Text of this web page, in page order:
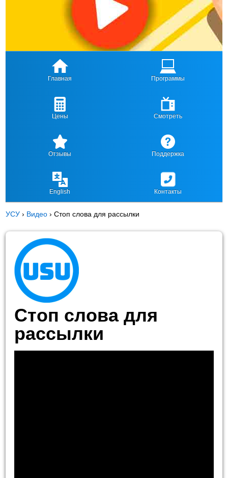
Главная Программы
Цены Смотреть
Отзывы Поддержка
English Контакты
УСУ › Видео ›Стоп слова для рассылки
Стоп слова для
рассылки